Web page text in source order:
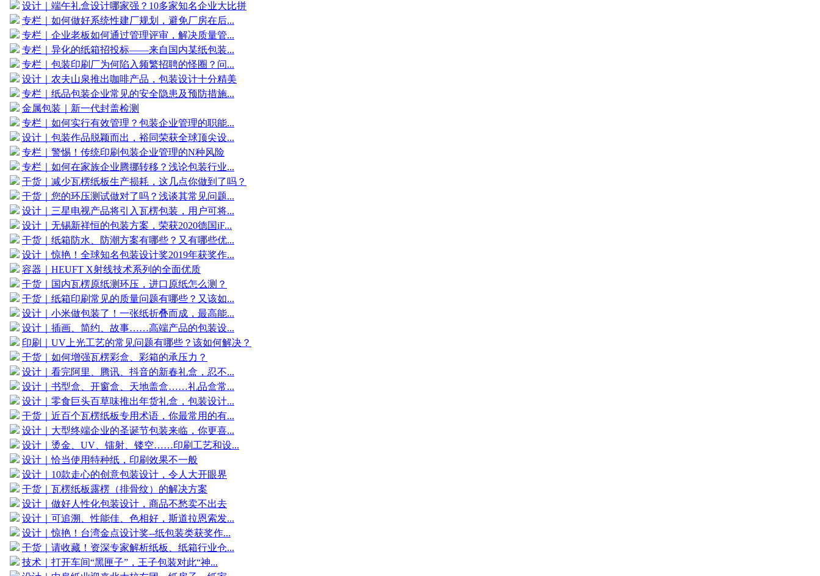
设计｜端午礼盒设计哪家强？10多家知名企业大比拼
专栏｜如何做好系统性建厂规划，避免厂房在后...
专栏｜企业老板如何通过管理评审，解决质量管...
专栏｜异化的纸箱招投标——来自国内某纸包装...
专栏｜包装印刷厂为何陷入频繁招聘的怪圈？问...
设计｜农夫山泉推出咖啡产品，包装设计十分精美
专栏｜纸品包装企业常见的安全隐患及预防措施...
金属包装｜新一代封盖检测
专栏｜如何实行有效管理？包装企业管理的职能...
设计｜包装作品脱颖而出，裕同荣获全球顶尖设...
专栏｜警惕！传统印刷包装企业管理的N种风险
专栏｜如何在家族企业腾挪转移？浅论包装行业...
干货｜减少瓦楞纸板生产损耗，这几点你做到了吗？
干货｜您的环压测试做对了吗？浅谈其常见问题...
设计｜三星电视产品将引入瓦楞包装，用户可将...
设计｜无锡新祥恒的包装方案，荣获2020德国iF...
干货｜纸箱防水、防潮方案有哪些？又有哪些优...
设计｜惊艳！全球知名包装设计奖2019年获奖作...
容器｜HEUFT X射线技术系列的全面优质
干货｜国内瓦楞原纸测环压，进口原纸怎么测？
干货｜纸箱印刷常见的质量问题有哪些？又该如...
设计｜小米做包装了！一张纸折叠而成，最高能...
设计｜插画、简约、故事……高端产品的包装设...
印刷｜UV上光工艺的常见问题有哪些？该如何解决？
干货｜如何增强瓦楞彩盒、彩箱的承压力？
设计｜看完阿里、腾讯、抖音的新春礼盒，忍不...
设计｜书型盒、开窗盒、天地盖盒……礼品盒常...
设计｜零食巨头百草味推出年货礼盒，包装设计...
干货｜近百个瓦楞纸板专用术语，你最常用的有...
设计｜大型终端企业的圣诞节包装来临，你更喜...
设计｜烫金、UV、镭射、镂空……印刷工艺和设...
设计｜恰当使用特种纸，印刷效果不一般
设计｜10款走心的创意包装设计，令人大开眼界
干货｜瓦楞纸板露楞（排骨纹）的解决方案
设计｜做好人性化包装设计，商品不愁卖不出去
设计｜可追溯、性能佳、色相好，斯道拉恩索发...
设计｜惊艳！台湾金点设计奖--纸包装类获奖作...
干货｜请收藏！资深专家解析纸板、纸箱行业仓...
技术｜打开车间“黑匣子”，王子包装对此“神...